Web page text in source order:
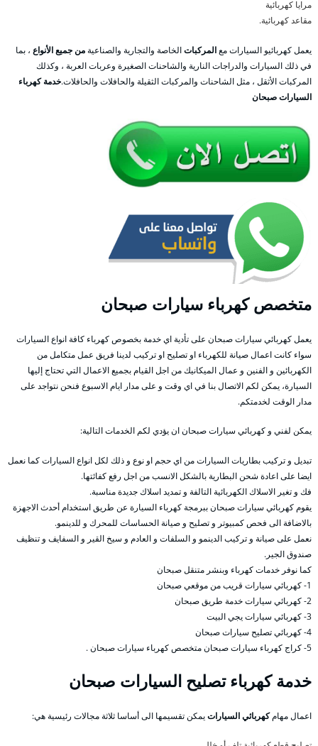
مرايا كهربائية
مقاعد كهربائية.
يعمل كهربائيو السيارات معالمركباتالخاصة والتجارية والصناعيةمن جميع الأنواع ، بما
في ذلك السيارات والدراجات النارية والشاحنات الصغيرة وعربات العربة ، وكذلك
المركبات الأثقل ، مثل الشاحنات والمركبات الثقيلة والحافلات والحافلات.خدمة كهرباء
السيارات صبحان
متخصص كهرباء سيارات صبحان
يعمل كهربائي سيارات صبحان على تأدية اي خدمة بخصوص كهرباء كافة انواع السيارات
سواء كانت اعمال صيانة للكهرباء او تصليح او تركيب لدينا فريق عمل متكامل من
الكهربائين و الفنين و عمال الميكانيك من اجل القيام بجميع الاعمال التي تحتاج إليها
السيارة، يمكن لكم الاتصال بنا في اي وقت و على مدار ايام الاسبوع فنحن نتواجد على
مدار الوقت لخدمتكم.
يمكن لفني و كهربائي سيارات صبحان ان يؤدي لكم الخدمات التالية:
تبديل و تركيب بطاريات السيارات من اي حجم او نوع و ذلك لكل انواع السيارات كما نعمل
ايضا على اعادة شحن البطارية بالشكل الانسب من اجل رفع كفائتها.
فك و تغير الاسلاك الكهربائية التالفة و تمديد اسلاك جديدة مناسبة.
يقوم كهربائي سيارات صبحان ببرمجة كهرباء السيارة عن طريق استخدام أحدث الاجهزة
بالاضافة الى فحص كمبيوتر و تصليح و صيانة الحساسات للمحرك و للدينمو.
نعمل على صيانة و تركيب الدينمو و السلفات و العادم و سيخ القير و السفايف و تنظيف
صندوق الجير.
كما نوفر خدمات كهرباء وبنشر متنقل صبحان
1- كهربائي سيارات قريب من موقعي صبحان
2- كهربائي سيارات خدمة طريق صبحان
3- كهربائي سيارات يجي البيت
4- كهربائي تصليح سيارات صبحان
5- كراج كهرباء سيارات صبحان متخصص كهرباء سيارات صبحان .
خدمة كهرباء تصليح السيارات صبحان
اعمال مهامكهربائي السياراتيمكن تقسيمها الى أساسا ثلاثة مجالات رئيسية هي: